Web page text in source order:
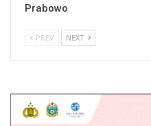
Prabowo
PREV NEXT